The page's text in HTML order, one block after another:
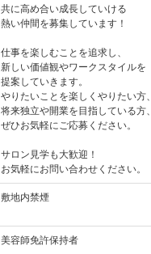
共に高め合い成長していける
熱い仲間を募集しています！
仕事を楽しむことを追求し、
新しい価値観やワークスタイルを
提案していきます。
やりたいことを楽しくやりたい方、
将来独立や開業を目指している方、
ぜひお気軽にご応募ください。
サロン見学も大歓迎！
お気軽にお問い合わせください。
敷地内禁煙
美容師免許保持者